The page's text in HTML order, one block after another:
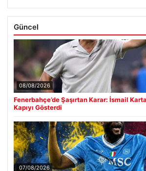
Güncel
08/08/2026
Fenerbahçe’de Şaşırtan Karar: İsmail
Kapıyı Gösterdi
07/08/2026